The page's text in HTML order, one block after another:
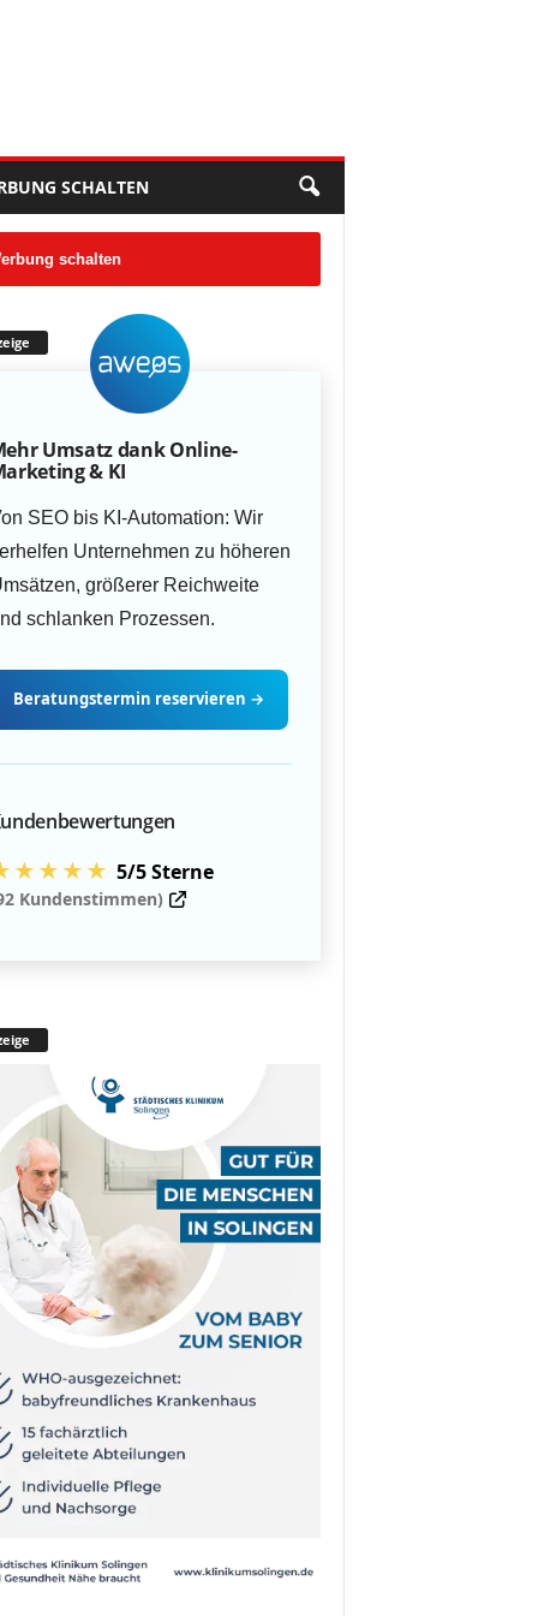
SCHALTEN
schalten
Umsatz dank Online-
& KI
SEO bis KI-Automation: Wir
Unternehmen zu höheren
größerer Reichweite
schlanken Prozessen.
Beratungstermin reservieren →
5/5 Sterne
Kundenstimmen)